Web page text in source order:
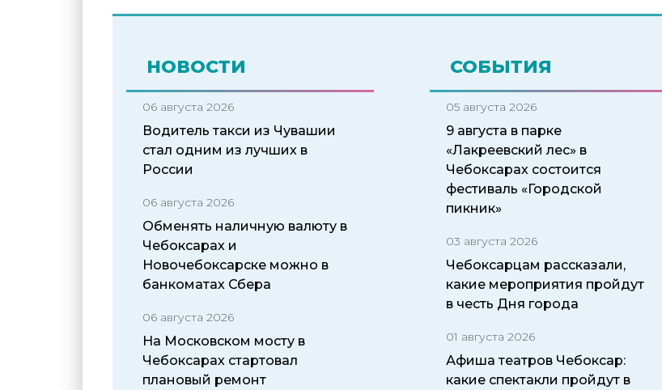
НОВОСТИ
06 августа 2026
Водитель такси из Чувашии
стал одним из лучших в
России
06 августа 2026
Обменять наличную валюту в
Чебоксарах и
Новочебоксарске можно в
банкоматах Сбера
06 августа 2026
На Московском мосту в
Чебоксарах стартовал
плановый ремонт
СОБЫТИЯ
05 августа 2026
9 августа в парке
«Лакреевский лес» в
Чебоксарах состоится
фестиваль «Городской
пикник»
03 августа 2026
Чебоксарцам рассказали,
какие мероприятия пройдут
в честь Дня города
01 августа 2026
Афиша театров Чебоксар:
какие спектакли пройдут в